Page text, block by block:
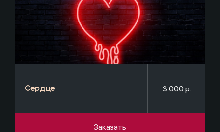
Сердце 3 000 р.
Заказать